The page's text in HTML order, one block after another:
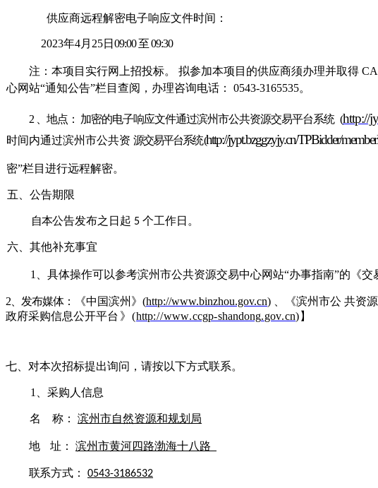
供应商远程解密电子响应文件时间：
2023年4月25日 09:00 至 09:30
注：本项目实行网上招投标。 拟参加本项目的供应商须办理并取得 CA
心网站“通知公告”栏目查阅，办理咨询电话： 0543-3165535。
2 、地点： 加密的电子响应文件通过滨州市公共资源交易平台系统 (http://
时间内通过滨州市公共资 源交易平台系统(http://jypt.bzggzyjy.cn/TPBidder/
密”栏目进行远程解密。
五、公告期限
自本公告发布之日起 5 个工作日。
六、其他补充事宜
1、具体操作可以参考滨州市公共资源交易中心网站“办事指南”的《交
2、发布媒体： 《中国滨州》 (http://www.binzhou.gov.cn) 、《滨州市公 共资
政府采购信息公开平台 》 (http://www.ccgp-shandong.gov.cn)】
七、对本次招标提出询问，请按以下方式联系。
1、采购人信息
名 称： 滨州市自然资源和规划 局
地 址： 滨州市黄河四路渤海十八路
联系方式： 0543-3186532